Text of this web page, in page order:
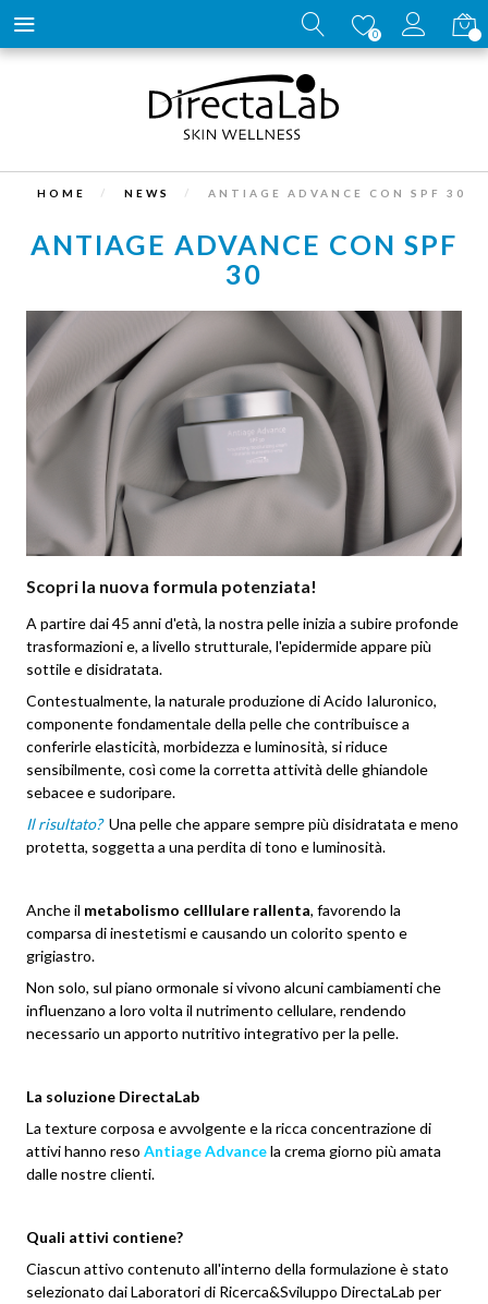
0
HOME NEWS ANTIAGE ADVANCE CON SPF 30
ANTIAGE ADVANCE CON SPF
30
Scopri la nuova formula potenziata!
A partire dai 45 anni d'età, la nostra pelle inizia a subire profonde
trasformazioni e, a livello strutturale, l'epidermide appare più
sottile e disidratata.
Contestualmente, la naturale produzione di Acido Ialuronico,
componente fondamentale della pelle che contribuisce a
conferirle elasticità, morbidezza e luminosità, si riduce
sensibilmente, così come la corretta attività delle ghiandole
sebacee e sudoripare.
Il risultato?Una pelle che appare sempre più disidratata e meno
protetta, soggetta a una perdita di tono e luminosità.
Anche il metabolismo celllulare rallenta, favorendo la
comparsa di inestetismi e causando un colorito spento e
grigiastro.
Non solo, sul piano ormonale si vivono alcuni cambiamenti che
influenzano a loro volta il nutrimento cellulare, rendendo
necessario un apporto nutritivo integrativo per la pelle.
La soluzione DirectaLab
La texture corposa e avvolgente e la ricca concentrazione di
attivi hanno reso Antiage Advancela crema giorno più amata
dalle nostre clienti.
Quali attivi contiene?
Ciascun attivo contenuto all'interno della formulazione è stato
selezionato dai Laboratori di Ricerca&Sviluppo DirectaLab per